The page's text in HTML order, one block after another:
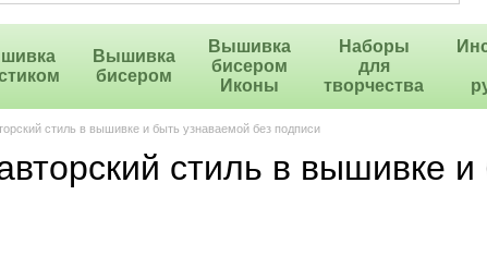
Вышивка
бисером
Вышивка
бисером
Иконы
Наборы
для
творчества
стиль в вышивке и быть узнаваемой без подписи
стиль в вышивке